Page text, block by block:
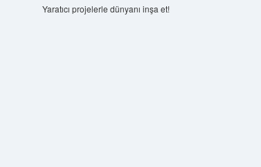
Yaratıcı projelerle dünyanı inşa et!